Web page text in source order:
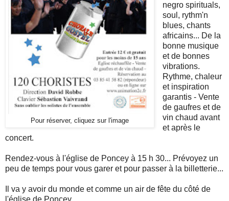
Pour réserver, cliquez sur l'image
negro spirituals,
soul, rythm'n
blues, chants
africains... De la
bonne musique
et de bonnes
vibrations.
Rythme, chaleur
et inspiration
garantis - Vente
de gaufres et de
vin chaud avant
et après le
concert.
Rendez-vous à l'église de Poncey à 15 h 30... Prévoyez un
peu de temps pour vous garer et pour passer à la billetterie...
Il va y avoir du monde et comme un air de fête du côté de